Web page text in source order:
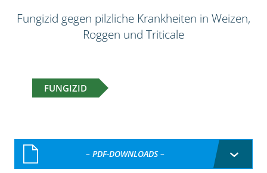
Fungizid gegen pilzliche Krankheiten in Weizen,
Roggen und Triticale
FUNGIZID
– PDF-DOWNLOADS –